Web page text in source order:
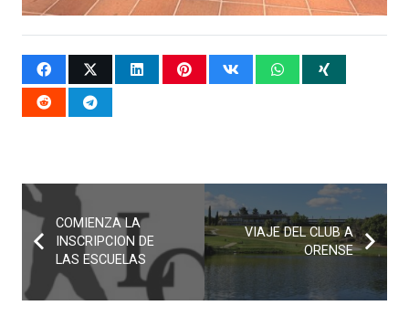
COMIENZA LA
INSCRIPCION DE
LAS ESCUELAS
VIAJE DEL CLUB A
ORENSE